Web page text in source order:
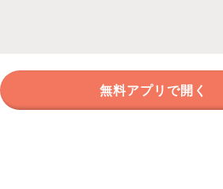
無料アプリで開く